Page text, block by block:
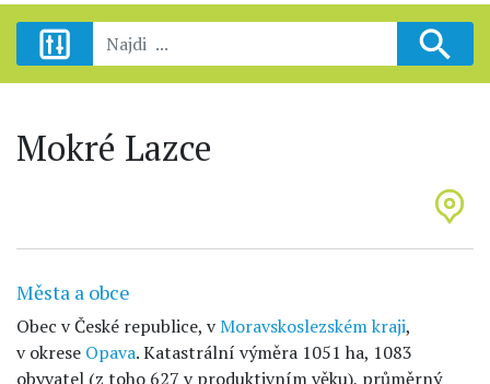
Mokré Lazce
Města a obce
Obec v České republice, vMoravskoslezském kraji,
v okrese Opava. Katastrální výměra 1051 ha, 1083
obyvatel (z toho 627 v produktivním věku), průměrný